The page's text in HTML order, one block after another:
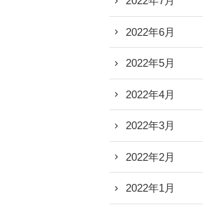
2022年6月
2022年5月
2022年4月
2022年3月
2022年2月
2022年1月